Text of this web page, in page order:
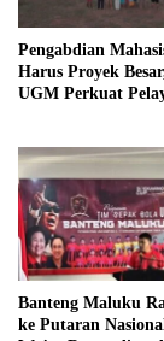
Pengabdian
Harus Proyek
UGM Perkuat
Banteng Maluku
ke Putaran